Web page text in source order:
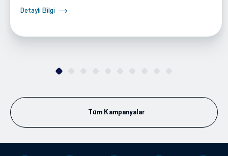
Detaylı Bilgi
Tüm Kampanyalar